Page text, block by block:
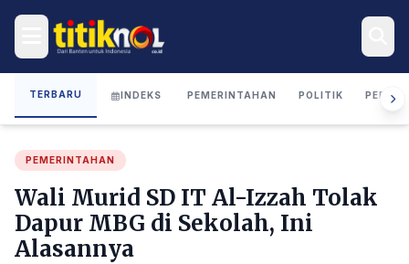
TERBARU INDEKS PEMERINTAHAN POLITIK
PEMERINTAHAN
Wali Murid SD IT Al-Izzah Tolak
Dapur MBG di Sekolah, Ini
Alasannya